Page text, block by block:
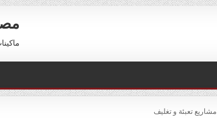
ماكينات تعبئة
POSTED
مشاريع تعبئة و تغليف